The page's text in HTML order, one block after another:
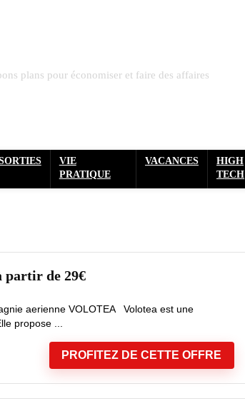
plans pour économiser et faire des affaires
VIE
PRATIQUE
VACANCES
HIGH
TECH
partir de 29€
aerienne VOLOTEA Volotea est une
propose ...
PROFITEZ DE CETTE OFFRE